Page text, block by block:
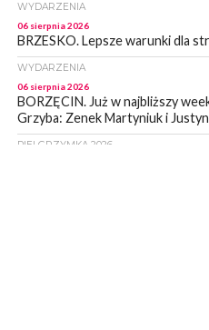
WYDARZENIA
06 sierpnia 2026
BRZESKO. Lepsze warunki dla
WYDARZENIA
06 sierpnia 2026
BORZĘCIN. Już w najbliższy
Grzyba: Zenek Martyniuk i
PIELGRZYMKA 2026